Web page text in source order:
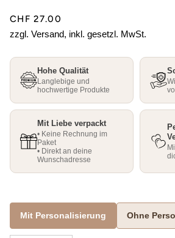
CHF 27.00
zzgl. Versand, inkl. gesetzl. MwSt.
Hohe Qualität
Langlebige und
hochwertige Produkte
Mit Liebe verpackt
• Keine Rechnung im
Paket
• Direkt an deine
Wunschadresse
Mit Personalisierung Ohne